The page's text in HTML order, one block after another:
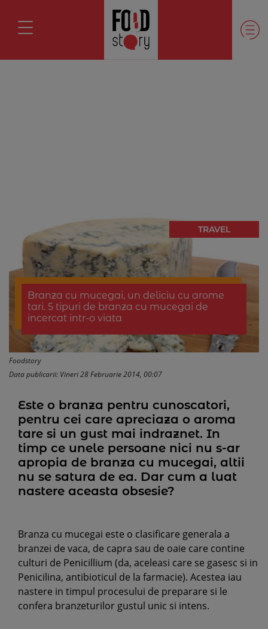
TRAVEL
Branza cu mucegai, un deliciu cu arome
tari. 5 tipuri de branza cu mucegai de
incercat intr-o viata
Foodstory
Data publicarii: Vineri 28 Februarie 2014, 00:07
Este o branza pentru cunoscatori,
pentru cei care apreciaza o aroma
tare si un gust mai indraznet. In
timp ce unele persoane nici nu s-ar
apropia de branza cu mucegai, altii
nu se satura de ea. Dar cum a luat
nastere aceasta obsesie?
Branza cu mucegai este o clasificare generala a
branzei de vaca, de capra sau de oaie care contine
culturi de Penicillium (da, aceleasi care se gasesc si in
Penicilina, antibioticul de la farmacie). Acestea iau
nastere in timpul procesului de preparare si le
confera branzeturilor gustul unic si intens.